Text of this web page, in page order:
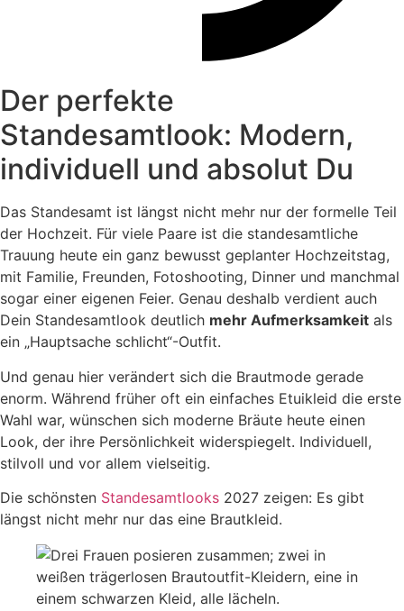
Der perfekte
Standesamtlook: Modern,
individuell und absolut Du
Das Standesamt ist längst nicht mehr nur der formelle Teil
der Hochzeit. Für viele Paare ist die standesamtliche
Trauung heute ein ganz bewusst geplanter Hochzeitstag,
mit Familie, Freunden, Fotoshooting, Dinner und manchmal
sogar einer eigenen Feier. Genau deshalb verdient auch
Dein Standesamtlook deutlich mehr Aufmerksamkeit als
ein „Hauptsache schlicht“-Outfit.
Und genau hier verändert sich die Brautmode gerade
enorm. Während früher oft ein einfaches Etuikleid die erste
Wahl war, wünschen sich moderne Bräute heute einen
Look, der ihre Persönlichkeit widerspiegelt. Individuell,
stilvoll und vor allem vielseitig.
Die schönsten Standesamtlooks 2027 zeigen: Es gibt
längst nicht mehr nur das eine Brautkleid.